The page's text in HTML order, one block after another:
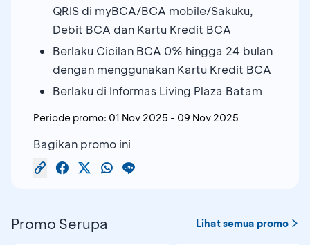
QRIS di myBCA/BCA mobile/Sakuku,
Debit BCA dan Kartu Kredit BCA
⁠Berlaku Cicilan BCA 0% hingga 24 bulan
dengan menggunakan Kartu Kredit BCA
Berlaku di Informas Living Plaza Batam
Periode promo: 01 Nov 2025 - 09 Nov 2025
Bagikan promo ini
Promo Serupa Lihat semua promo